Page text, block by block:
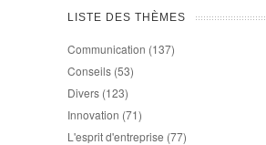
LISTE DES THÈMES
Communication (137)
Conseils (53)
Divers (123)
Innovation (71)
L'esprit d'entreprise (77)